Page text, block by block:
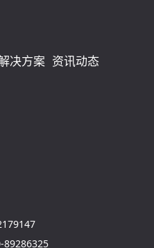
决方案 资讯动态
89286325